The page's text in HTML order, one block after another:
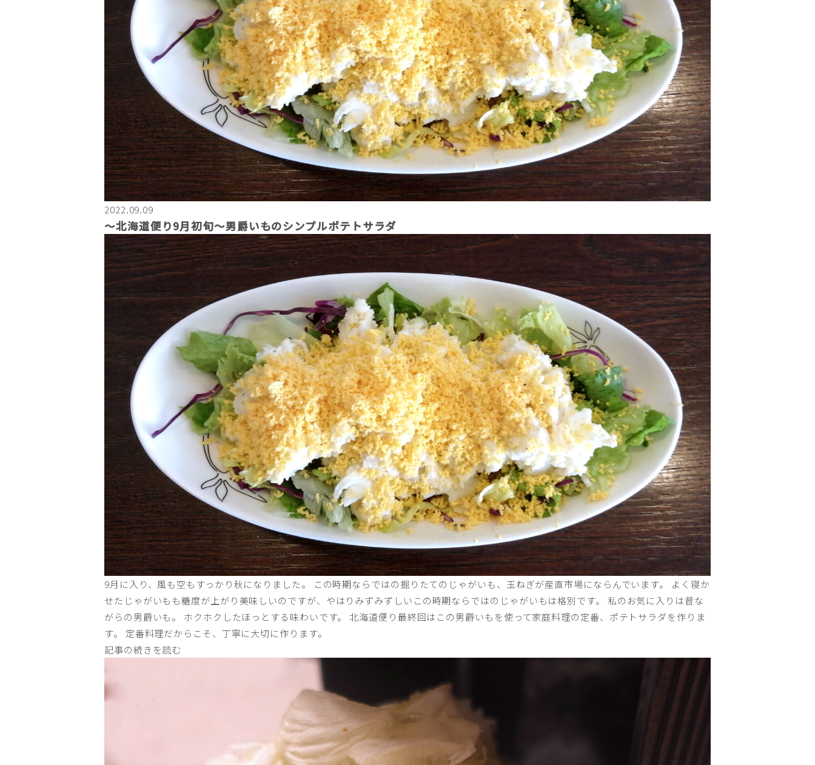
2022.09.09
〜北海道便り9月初旬～男爵いものシンプルポテトサラダ
9月に入り、風も空もすっかり秋になりました。 この時期ならではの掘りたてのじゃがいも、玉ねぎが産直市場にならんでいます。 よく寝か
せたじゃがいもも糖度が上がり美味しいのですが、やはりみずみずしいこの時期ならではのじゃがいもは格別です。 私のお気に入りは昔な
がらの男爵いも。 ホクホクしたほっとする味わいです。 北海道便り最終回はこの男爵いもを使って家庭料理の定番、ポテトサラダを作りま
す。 定番料理だからこそ、丁寧に大切に作ります。
記事の続きを読む